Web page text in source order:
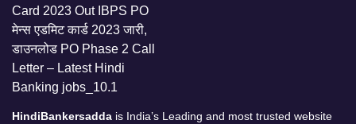
HindiBankersadda is India’s Leading and most trusted website